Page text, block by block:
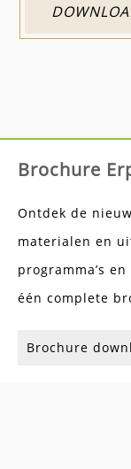
Brochure
Ontdek de
materialen en
programma’s
één complete
Brochure